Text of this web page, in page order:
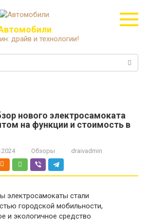
драйв и технологии!
нового электросамоката
на функции и стоимость в
Обзоры draivadmin
электросамокаты стали
городской мобильности,
и экологичное средство